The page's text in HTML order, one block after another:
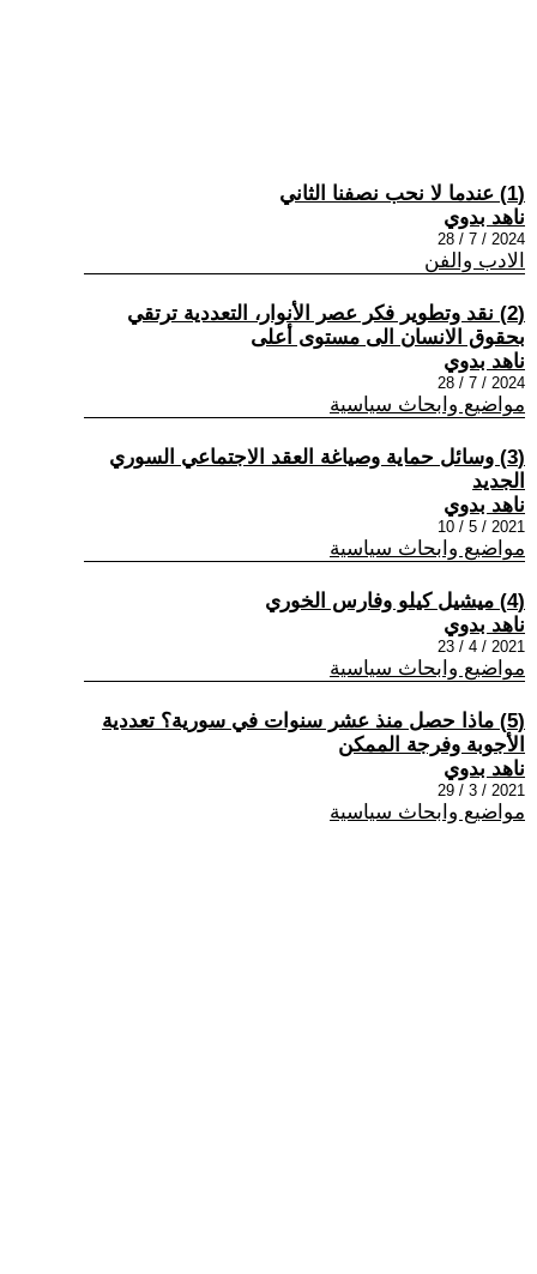
(1) عندما لا نحب نصفنا الثاني
ناهد بدوي
2024 / 7 / 28
الادب والفن
(2) نقد وتطوير فكر عصر الأنوار، التعددية ترتقي
بحقوق الانسان الى مستوى أعلى
ناهد بدوي
2024 / 7 / 28
مواضيع وابحاث سياسية
(3) وسائل حماية وصياغة العقد الاجتماعي السوري
الجديد
ناهد بدوي
2021 / 5 / 10
مواضيع وابحاث سياسية
(4) ميشيل كيلو وفارس الخوري
ناهد بدوي
2021 / 4 / 23
مواضيع وابحاث سياسية
(5) ماذا حصل منذ عشر سنوات في سورية؟ تعددية
الأجوبة وفرجة الممكن
ناهد بدوي
2021 / 3 / 29
مواضيع وابحاث سياسية